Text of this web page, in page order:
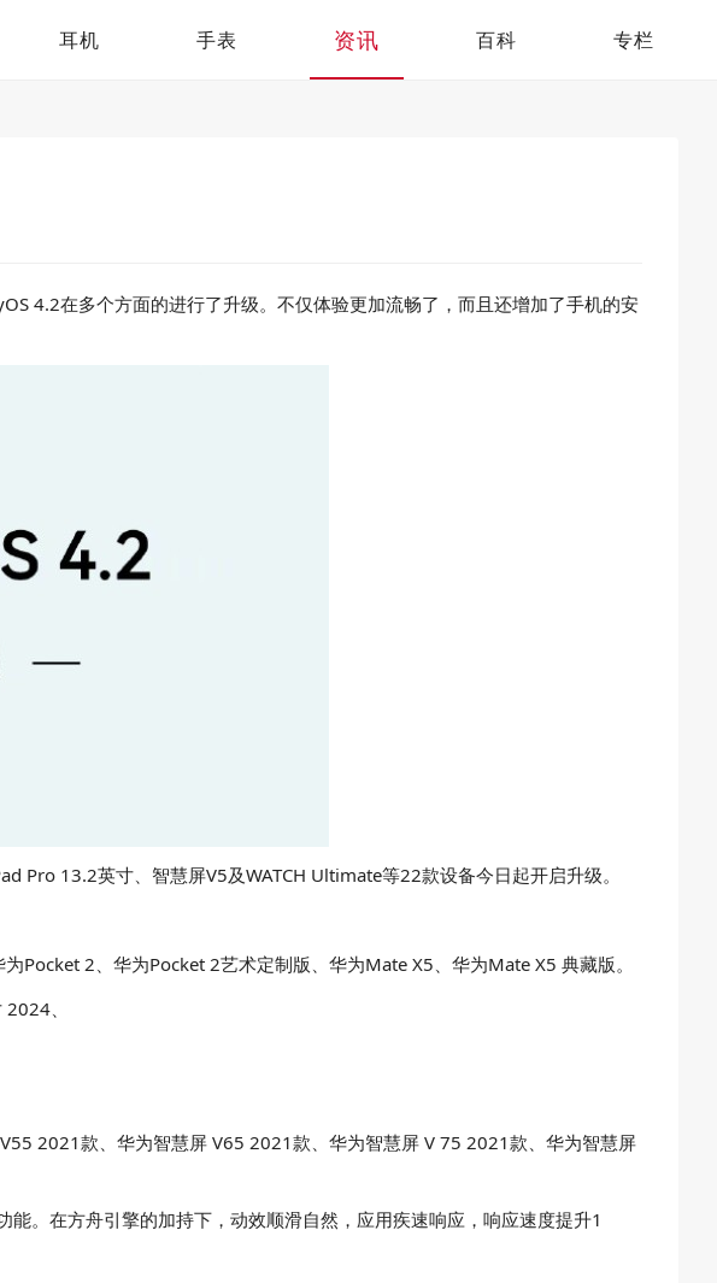
耳机 手表 资讯 百科 专栏
4.2在多个方面的进行了升级。不仅体验更加流畅了，而且还增加了手机的安
13.2英寸、智慧屏V5及WATCH Ultimate等22款设备今日起开启升级。
2、华为Pocket 2艺术定制版、华为Mate X5、华为Mate X5 典藏版。
、
2021款、华为智慧屏 V65 2021款、华为智慧屏 V 75 2021款、华为智慧屏
。在方舟引擎的加持下，动效顺滑自然，应用疾速响应，响应速度提升1